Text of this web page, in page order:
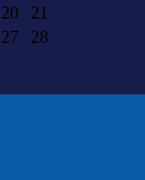
20
21
27
28